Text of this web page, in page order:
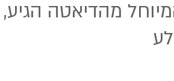
מהדיאטה הגיע,